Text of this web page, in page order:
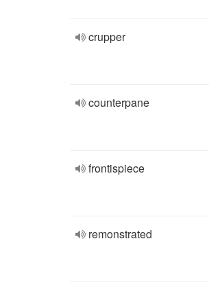
crupper
counterpane
frontispiece
remonstrated